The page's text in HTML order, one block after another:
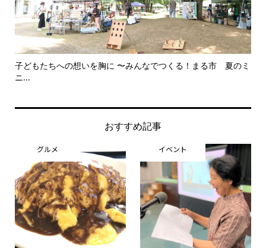
子どもたちへの想いを胸に 〜みんなでつくる！まる市 夏のミ
ニ...
おすすめ記事
グルメ イベント